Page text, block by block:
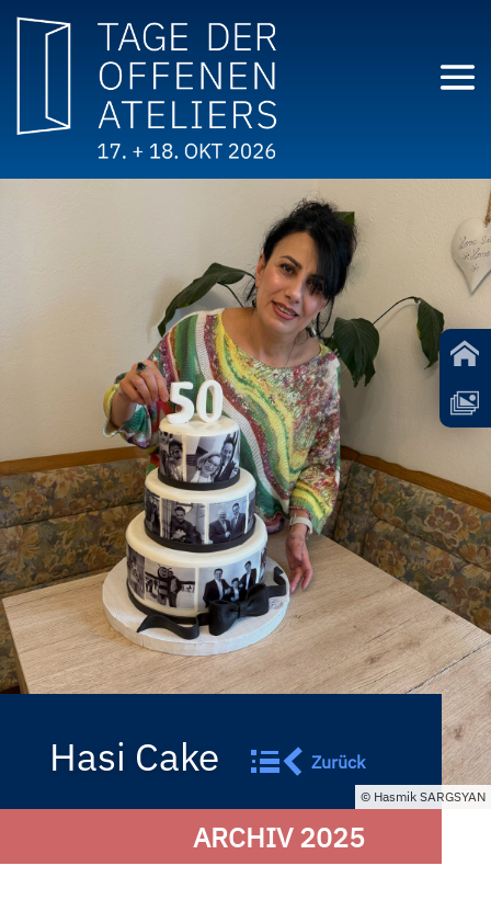
Hasi Cake Zurück
ARCHIV 2025
Hasmik SARGSYAN